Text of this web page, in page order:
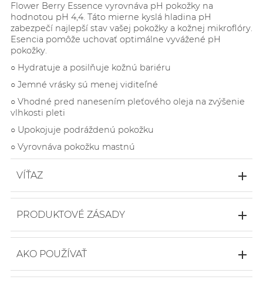
Flower Berry Essence vyrovnáva pH pokožky na
hodnotou pH 4,4. Táto mierne kyslá hladina pH
zabezpečí najlepší stav vašej pokožky a kožnej mikroflóry.
Esencia pomôže uchovať optimálne vyvážené pH
pokožky.
○Hydratuje a posilňuje kožnú bariéru
○ Jemné vrásky sú menej viditeľné
○Vhodné pred nanesením pleťového oleja na zvýšenie
vlhkosti pleti
○Upokojuje podráždenú pokožku
○ Vyrovnáva pokožku mastnú
VÍŤAZ
Scandinavia Global Makeup Awards 2023
○ GOLD WINNER - Best Toner
The Beauty Shortlist Awards 2023
○ Best Face Mist
Global Makeup Awards 2022
○ GOLD WINNER - Best Toner
PRODUKTOVÉ ZÁSADY
○ 99.9% prírodný
○ 95% certifikovaný ako organický
○ dermatologicky testovaný
AKO POUŽÍVAŤ
Používajte ako toner / esenciu po čističi tváre a pred